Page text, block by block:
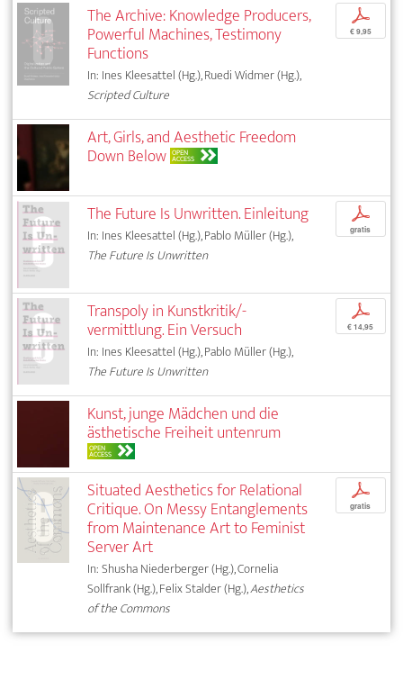
The Archive: Knowledge Producers,
Powerful Machines, Testimony
Functions
In: Ines Kleesattel (Hg.), Ruedi Widmer (Hg.),
Scripted Culture
p
€ 9,95
Art, Girls, and Aesthetic Freedom
Down Below OPEN
ACCESS
The Future Is Unwritten. Einleitung
In: Ines Kleesattel (Hg.), Pablo Müller (Hg.),
The Future Is Unwritten
p
gratis
Transpoly in Kunstkritik/-
vermittlung. Ein Versuch
In: Ines Kleesattel (Hg.), Pablo Müller (Hg.),
The Future Is Unwritten
p
€ 14,95
Kunst, junge Mädchen und die
ästhetische Freiheit untenrum
OPEN
ACCESS
Situated Aesthetics for Relational
Critique. On Messy Entanglements
from Maintenance Art to Feminist
Server Art
In: Shusha Niederberger (Hg.), Cornelia
Sollfrank (Hg.), Felix Stalder (Hg.),Aesthetics
of the Commons
p
gratis